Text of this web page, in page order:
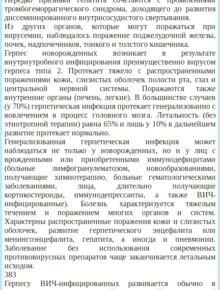
тромбогеморрагического синдрома, доходящего до развития
диссеминированного внутрисосудистого свертывания.
Из других органов, которые могут поражаться при
вирусемии, наблюдалось поражение поджелудочной железы,
почек, надпочечников, тонкого и толстого кишечника.
Герпес новорожденных возникает в результате
внутриутробного инфицирования преимущественно вирусом
герпеса типа 2. Протекает тяжело с распространенными
поражениями кожи, слизистых оболочек полости рта, глаз и
центральной нервной системы. Поражаются также
внутренние органы (печень, легкие). В большинстве случаев
(у 70%) герпетическая инфекция протекает генерализованно с
вовлечением в процесс головного мозга. Летальность (без
этиотропной терапии) равна 65% и лишь у 10% в дальнейшем
развитие протекает нормально.
Генерализованная герпетическая инфекция может
наблюдаться не только у новорожденных, но и у лиц с
врожденными или приобретенными иммунодефицитами
(больные лимфогранулематозом, новообразованиями,
получающие химиотерапию, больные гематологическими
заболеваниями, лица, длительно получающие
кортикостероиды, иммунодепрессанты, а также ВИЧ-
инфицированные). Болезнь характеризуется тяжелым
течением и поражением многих органов и систем.
Характерны распространенные поражения кожи и слизистых
оболочек, развитие герпетического энцефалита или
менингоэнцефалита, гепатита, а иногда и пневмонии.
Заболевание без использования современных
противовирусных препаратов чаще заканчивается летальным
исходом.
383
Герпесу ВИЧ-инфицированных развивается обычно в